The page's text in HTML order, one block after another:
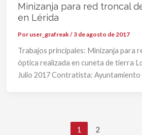
Minizanja para red troncal
en Lérida
Por user_grafreak/3 de agosto de 2017
Trabajos principales: Minizanja para
óptica realizada en cuneta de tierra
Julio 2017 Contratista: Ayuntamiento
1 2